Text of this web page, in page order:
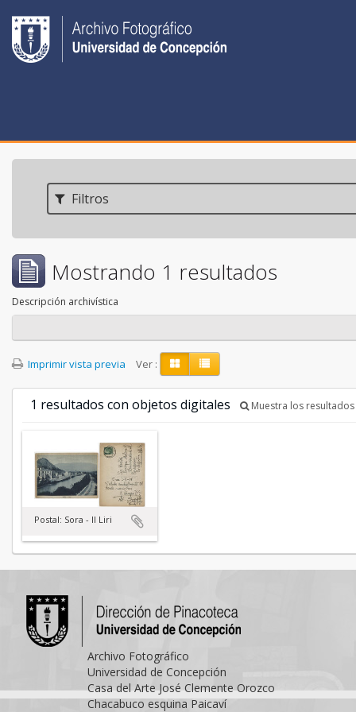
Filtros
Mostrando 1 resultados
Descripción archivística
Imprimir vista previa Ver :
1 resultados con objetos digitales Muestra los
Postal: Sora - Il Liri
Archivo Fotográfico
Universidad de Concepción
Casa del Arte José Clemente Orozco
Chacabuco esquina Paicaví